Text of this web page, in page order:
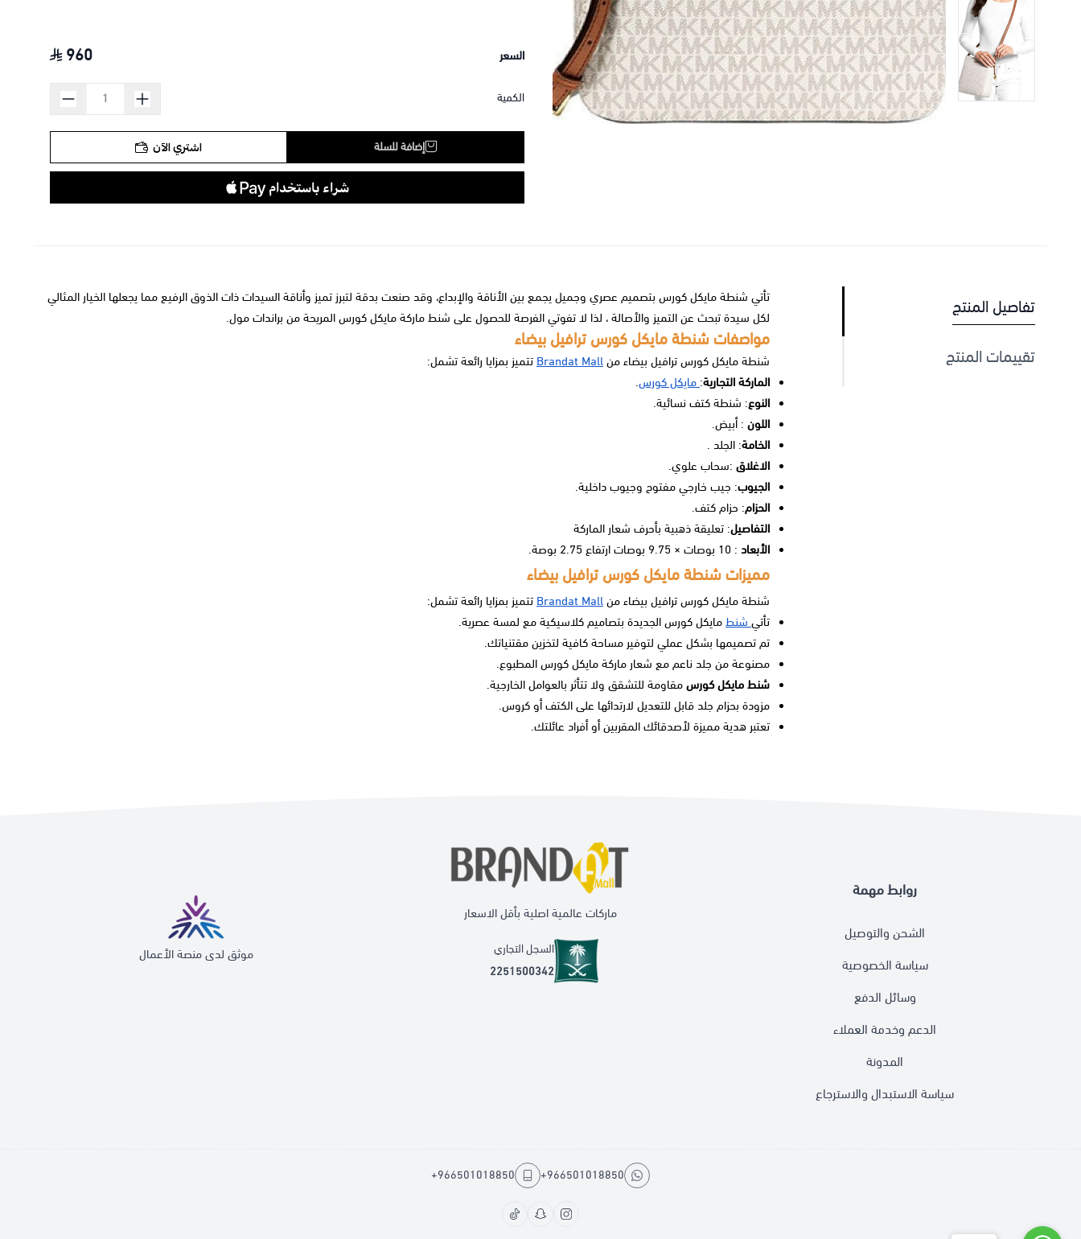
السعر 960
الكمية
إضافة للسلة اشتري الآن
تفاصيل المنتج
تقييمات المنتج
تأتي شنطة مايكل كورس بتصميم عصري وجميل يجمع بين الأناقة والإبداع، وقد صنعت بدقة لتبرز تميز وأناقة السيدات ذات الذوق الرفيع مما يجعلها الخيار المثالي
لكل سيدة تبحث عن التميز والأصالة ، لذا لا تفوتي الفرصة للحصول على شنط ماركة مايكل كورسالمريحة من براندات مول.
مواصفات شنطة مايكل كورس ترافيل بيضاء
شنطة مايكل كورس ترافيل بيضاء منBrandat Mall تتميز بمزايا رائعة تشمل:
الماركة التجارية: مايكل كورس.
النوع: شنطة كتف نسائية.
اللون : أبيض.
الخامة: الجلد .
الاغلاق :سحاب علوي.
الجيوب: جيب خارجي مفتوح وجيوب داخلية.
الحزام: حزام كتف.
التفاصيل: تعليقة ذهبية بأحرف شعار الماركة
الأبعاد : 10 بوصات × 9.75 بوصات ارتفاع 2.75 بوصة.
مميزات شنطة مايكل كورس ترافيل بيضاء
شنطة مايكل كورس ترافيل بيضاء منBrandat Mall تتميز بمزايا رائعة تشمل:
تأتي شنطمايكل كورس الجديدة بتصاميم كلاسيكية مع لمسة عصرية.
تم تصميمها بشكل عملي لتوفير مساحة كافية لتخزين مقتنياتك.
مصنوعة من جلد ناعم مع شعار ماركة مايكل كورس المطبوع.
شنط مايكل كورسمقاومة للتشقق ولا تتأثر بالعوامل الخارجية.
مزودة بحزام جلد قابل للتعديل لارتدائها على الكتف أو كروس.
تعتبر هدية مميزة لأصدقائك المقربين أو أفراد عائلتك.
روابط مهمة
الشحن والتوصيل
سياسة الخصوصية
وسائل الدفع
الدعم وخدمة العملاء
المدونة
سياسة الاستبدال والاسترجاع
ماركات عالمية اصلية بأقل الاسعار
السجل التجاري
2251500342
موثق لدى منصة الأعمال
+966501018850
+966501018850